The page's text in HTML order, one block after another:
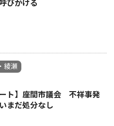
びかける
綾瀬
ート】座間市議会 不祥事発
まだ処分なし